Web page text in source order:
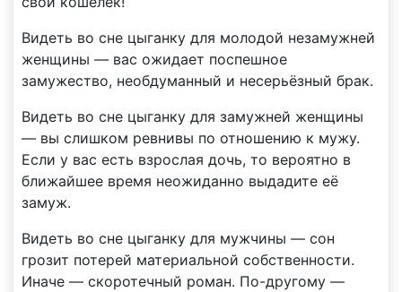
Видеть во сне цыганку для молодой незамужней
женщины — вас ожидает поспешное
замужество, необдуманный и несерьёзный брак.
Видеть во сне цыганку для замужней женщины
— вы слишком ревнивы по отношению к мужу.
Если у вас есть взрослая дочь, то вероятно в
ближайшее время неожиданно выдадите её
замуж.
Видеть во сне цыганку для мужчины — сон
грозит потерей материальной собственности.
Иначе — скоротечный роман. По-другому —